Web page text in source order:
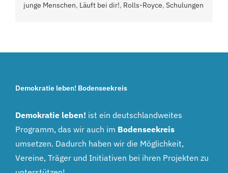
junge Menschen, Läuft bei dir!, Rolls-Royce, Schulungen
Demokratie leben! Bodenseekreis
Demokratie leben! ist ein deutschlandweites
Programm, das wir auch im Bodenseekreis
umsetzen. Dadurch haben wir die Möglichkeit,
Vereine, Träger und Initiativen bei ihren Projekten zu